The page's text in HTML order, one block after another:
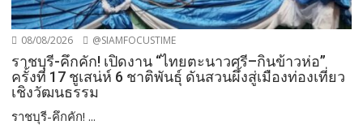
08/08/2026 @SIAMFOCUSTIME
ราชบุรี-คึกคัก! เปิดงาน “ไทยตะนาวศรี–กินข้าวห่อ”
ครั้งที่ 17 ชูเสน่ห์ 6 ชาติพันธุ์ ดันสวนผึ้งสู่เมืองท่องเที่ยว
เชิงวัฒนธรรม
ราชบุรี-คึกคัก! ...